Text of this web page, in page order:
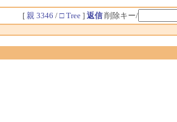
[ 親 3346 / □ Tree] 返信 削除キー/